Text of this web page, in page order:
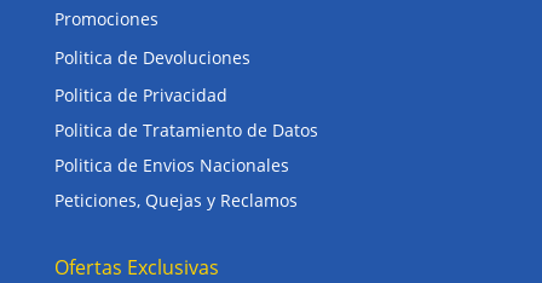
Promociones
Politica de Devoluciones
Politica de Privacidad
Politica de Tratamiento de Datos
Politica de Envios Nacionales
Peticiones, Quejas y Reclamos
Ofertas Exclusivas